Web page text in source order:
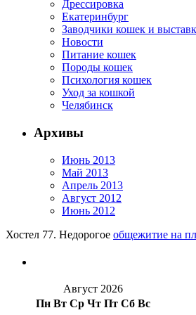
Дрессировка
Екатеринбург
Заводчики кошек и
Новости
Питание кошек
Породы кошек
Психология кошек
Уход за кошкой
Челябинск
Архивы
Июнь 2013
Май 2013
Апрель 2013
Август 2012
Июнь 2012
Хостел 77. Недорогое общежитие на
Август 2026
Пн Вт Ср Чт Пт Сб Вс